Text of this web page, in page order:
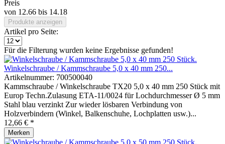
Preis
von 12.66 bis 14.18
Produkte anzeigen
Artikel pro Seite:
Für die Filterung wurden keine Ergebnisse gefunden!
Winkelschraube / Kammschraube 5,0 x 40 mm 250...
Artikelnummer: 700500040
Kammschraube / Winkelschraube TX20 5,0 x 40 mm 250 Stück mit
Europ Techn.Zulasung ETA-11/0024 für Lochdurchmesser Ø 5 mm
Stahl blau verzinkt Zur wieder lösbaren Verbindung von
Holzverbindern (Winkel, Balkenschuhe, Lochplatten usw.)...
12,66 € *
Merken